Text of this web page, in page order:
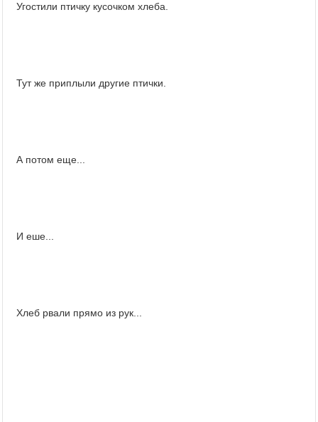
Угостили птичку кусочком хлеба.
Тут же приплыли другие птички.
А потом еще...
И еше...
Хлеб рвали прямо из рук...